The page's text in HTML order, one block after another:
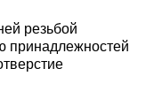
резьбой
принадлежностей